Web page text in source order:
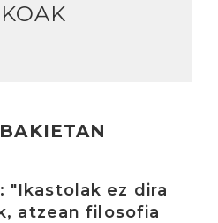
"Ikastolak ez dira
atzean filosofia